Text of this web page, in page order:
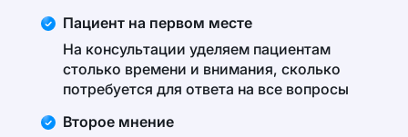
Пациент на первом месте
На консультации уделяем пациентам
столько времени и внимания, сколько
потребуется для ответа на все вопросы
Второе мнение